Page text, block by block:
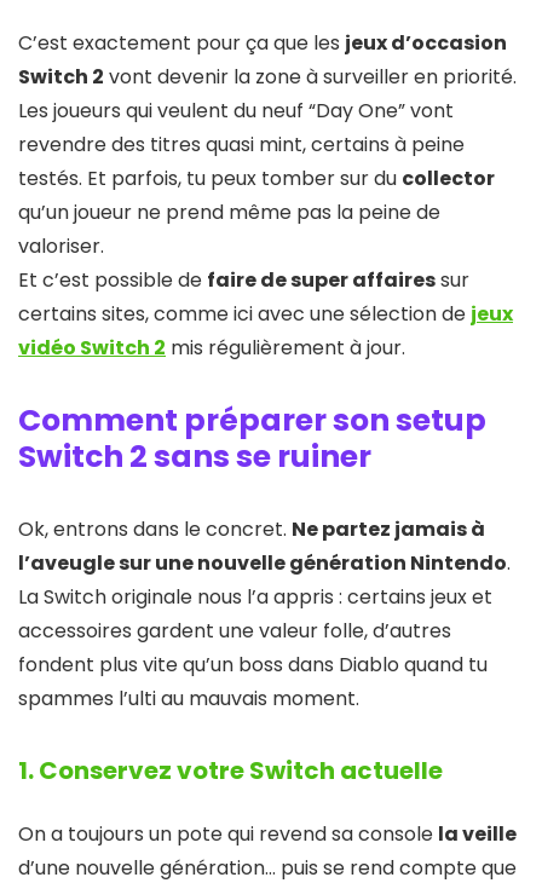
C’est exactement pour ça que les jeux d’occasion
Switch 2 vont devenir la zone à surveiller en priorité.
Les joueurs qui veulent du neuf “Day One” vont
revendre des titres quasi mint, certains à peine
testés. Et parfois, tu peux tomber sur du collector
qu’un joueur ne prend même pas la peine de
valoriser.
Et c’est possible de faire de super affairessur
certains sites, comme ici avec une sélection de jeux
vidéo Switch 2 mis régulièrement à jour.
Comment préparer son setup
Switch 2 sans se ruiner
Ok, entrons dans le concret. Ne partez jamais à
l’aveugle sur une nouvelle génération Nintendo.
La Switch originale nous l’a appris : certains jeux et
accessoires gardent une valeur folle, d’autres
fondent plus vite qu’un boss dans Diablo quand tu
spammes l’ulti au mauvais moment.
1. Conservez votre Switch actuelle
On a toujours un pote qui revend sa console la veille
d’une nouvelle génération… puis se rend compte que